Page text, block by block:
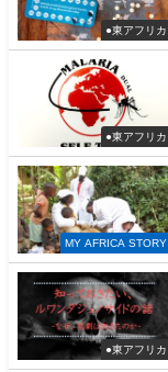
●東アフリカ
●東アフリカ
MY AFRICA STORY
●東アフリカ